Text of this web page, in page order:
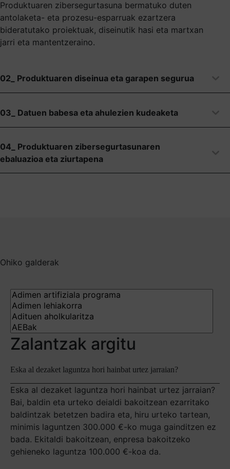
Produktuaren zibersegurtasuna bermatuko duten
antolaketa- eta prozesu-esparruak ezartzera
bideratutako proiektuak, diseinutik hasi eta martxan
jarri eta mantentzeraino.
02_ Produktuaren diseinua eta garapen segurua
03_ Datuen babesa eta ahulezien kudeaketa
04_ Produktuaren zibersegurtasunaren
ebaluazioa eta ziurtapena
Ohiko galderak
Zalantzak argitu
Eska al dezaket laguntza hori hainbat urtez jarraian?
Eska al dezaket laguntza hori hainbat urtez jarraian?
Bai, baldin eta urteko deialdi bakoitzean ezarritako
baldintzak betetzen badira eta, hiru urteko tartean,
minimis laguntzen 300.000 €-ko muga gainditzen ez
bada. Ekitaldi bakoitzean, enpresa bakoitzeko
gehieneko laguntza 100.000 €-koa da.